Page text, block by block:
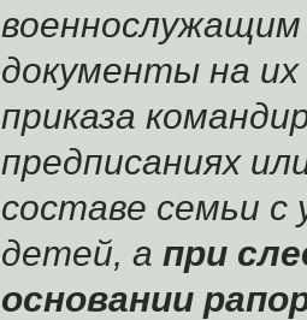
военнослужащим
документы на
приказа
предписаниях
составе семьи с
детей, а при
основании